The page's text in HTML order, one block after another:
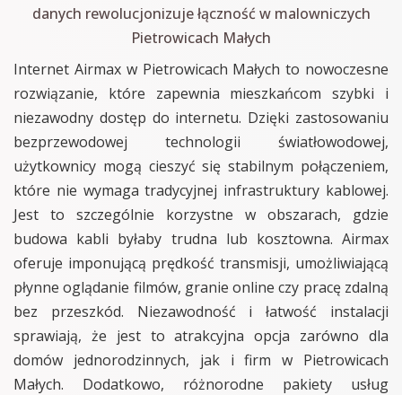
danych rewolucjonizuje łączność w malowniczych
Pietrowicach Małych
Internet Airmax w Pietrowicach Małych to nowoczesne
rozwiązanie, które zapewnia mieszkańcom szybki i
niezawodny dostęp do internetu. Dzięki zastosowaniu
bezprzewodowej technologii światłowodowej,
użytkownicy mogą cieszyć się stabilnym połączeniem,
które nie wymaga tradycyjnej infrastruktury kablowej.
Jest to szczególnie korzystne w obszarach, gdzie
budowa kabli byłaby trudna lub kosztowna. Airmax
oferuje imponującą prędkość transmisji, umożliwiającą
płynne oglądanie filmów, granie online czy pracę zdalną
bez przeszkód. Niezawodność i łatwość instalacji
sprawiają, że jest to atrakcyjna opcja zarówno dla
domów jednorodzinnych, jak i firm w Pietrowicach
Małych. Dodatkowo, różnorodne pakiety usług